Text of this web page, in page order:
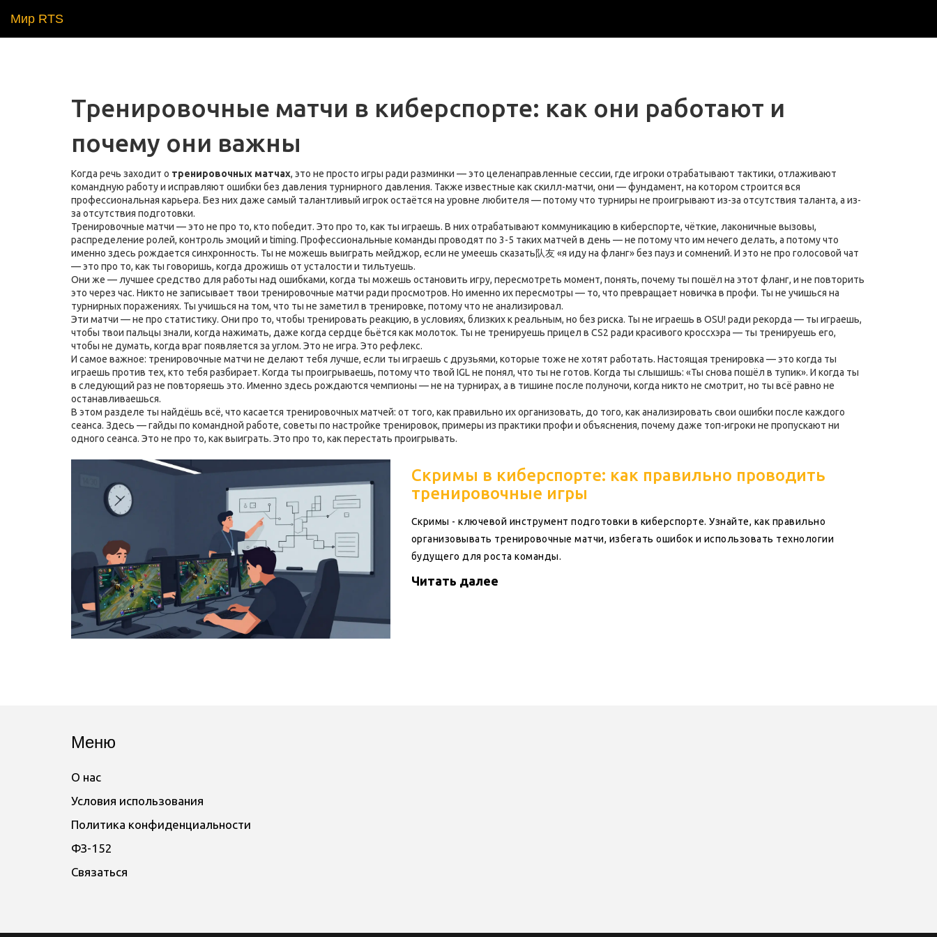
Мир RTS
Тренировочные матчи в киберспорте: как они работают и
почему они важны
Когда речь заходит о тренировочных матчах, это не просто игры ради разминки — это целенаправленные сессии, где игроки отрабатывают тактики, отлаживают
командную работу и исправляют ошибки без давления турнирного давления. Также известные какскилл-матчи, они — фундамент, на котором строится вся
профессиональная карьера. Без них даже самый талантливый игрок остаётся на уровне любителя — потому что турниры не проигрывают из-за отсутствия таланта, а из-
за отсутствия подготовки.
Тренировочные матчи — это не про то, кто победит. Это про то, как ты играешь. В них отрабатывают коммуникацию в киберспорте, чёткие, лаконичные вызовы,
распределение ролей, контроль эмоций и timing. Профессиональные команды проводят по 3-5 таких матчей в день — не потому что им нечего делать, а потому что
именно здесь рождается синхронность. Ты не можешь выиграть мейджор, если не умеешь сказать队友 «я иду на фланг» без пауз и сомнений. И это не про голосовой чат
— это про то, как ты говоришь, когда дрожишь от усталости и тильтуешь.
Они же — лучшее средство для работы над ошибками, когда ты можешь остановить игру, пересмотреть момент, понять, почему ты пошёл на этот фланг, и не повторить
это через час. Никто не записывает твои тренировочные матчи ради просмотров. Но именно их пересмотры — то, что превращает новичка в профи. Ты не учишься на
турнирных поражениях. Ты учишься на том, что ты не заметил в тренировке, потому что не анализировал.
Эти матчи — не про статистику. Они про то, чтобы тренировать реакцию, в условиях, близких к реальным, но без риска. Ты не играешь в OSU! ради рекорда — ты играешь,
чтобы твои пальцы знали, когда нажимать, даже когда сердце бьётся как молоток. Ты не тренируешь прицел в CS2 ради красивого кроссхэра — ты тренируешь его,
чтобы не думать, когда враг появляется за углом. Это не игра. Это рефлекс.
И самое важное: тренировочные матчи не делают тебя лучше, если ты играешь с друзьями, которые тоже не хотят работать. Настоящая тренировка — это когда ты
играешь против тех, кто тебя разбирает. Когда ты проигрываешь, потому что твой IGL не понял, что ты не готов. Когда ты слышишь: «Ты снова пошёл в тупик». И когда ты
в следующий раз не повторяешь это. Именно здесь рождаются чемпионы — не на турнирах, а в тишине после полуночи, когда никто не смотрит, но ты всё равно не
останавливаешься.
В этом разделе ты найдёшь всё, что касается тренировочных матчей: от того, как правильно их организовать, до того, как анализировать свои ошибки после каждого
сеанса. Здесь — гайды по командной работе, советы по настройке тренировок, примеры из практики профи и объяснения, почему даже топ-игроки не пропускают ни
одного сеанса. Это не про то, как выиграть. Это про то, как перестать проигрывать.
Скримы в киберспорте: как правильно проводить
тренировочные игры
Скримы - ключевой инструмент подготовки в киберспорте. Узнайте, как правильно
организовывать тренировочные матчи, избегать ошибок и использовать технологии
будущего для роста команды.
Читать далее
Меню
О нас
Условия использования
Политика конфиденциальности
ФЗ-152
Связаться